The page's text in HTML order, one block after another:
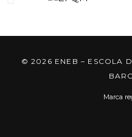
© 2026 ENEB – ESCOLA
Marca